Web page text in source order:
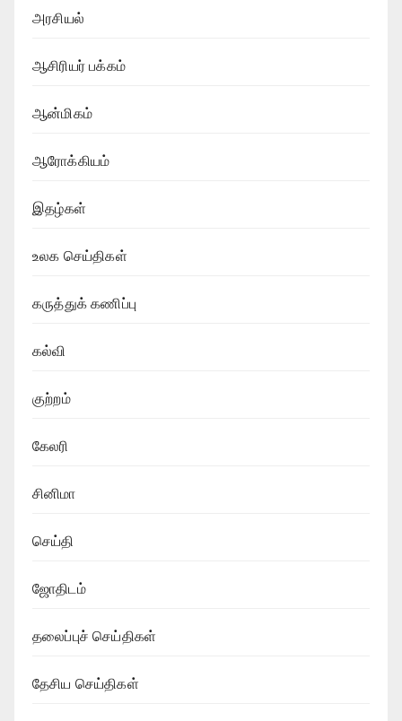
அரசியல்
ஆசிரியர் பக்கம்
ஆன்மிகம்
ஆரோக்கியம்
இதழ்கள்
உலக செய்திகள்
கருத்துக் கணிப்பு
கல்வி
குற்றம்
கேலரி
சினிமா
செய்தி
ஜோதிடம்
தலைப்புச் செய்திகள்
தேசிய செய்திகள்